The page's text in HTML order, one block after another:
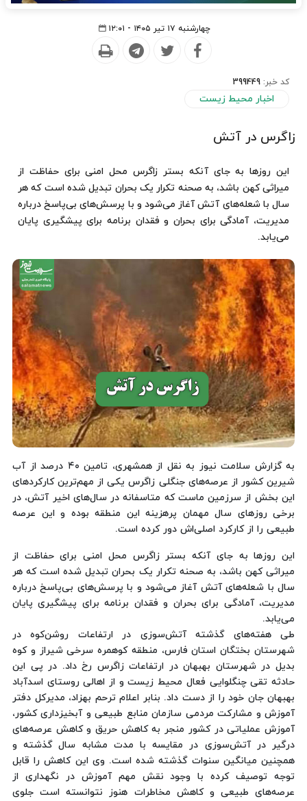
چهارشنبه ۱۷ تیر ۱۴۰۵ - ۱۲:۰۱
کد خبر: 399449
اخبار محیط زیست
زاگرس در آتش
این روزها به جای آنکه بستر زاگرس محل امنی برای حفاظت از
میراثی کهن باشد، به صحنه تکرار یک بحران تبدیل شده است که هر
سال با شعله‌های آتش آغاز می‌شود و با پرسش‌های بی‌پاسخ درباره
مدیریت، آمادگی برای بحران و فقدان برنامه برای پیشگیری پایان
می‌یابد.
به گزارش سلامت نیوز به نقل از همشهری، تامین ۴۰ درصد از آب
شیرین کشور از عرصه‌های جنگلی زاگرس یکی از مهم‌ترین کارکردهای
این بخش از سرزمین ماست که متاسفانه در سال‌های اخیر آتش، در
برخی روزهای سال مهمان پرهزینه این منطقه بوده و این عرصه
طبیعی را از کارکرد اصلی‌اش دور کرده است.
این روزها به جای آنکه بستر زاگرس محل امنی برای حفاظت از
میراثی کهن باشد، به صحنه تکرار یک بحران تبدیل شده است که هر
سال با شعله‌های آتش آغاز می‌شود و با پرسش‌های بی‌پاسخ درباره
مدیریت، آمادگی برای بحران و فقدان برنامه برای پیشگیری پایان
می‌یابد.
طی هفته‌های گذشته آتش‌سوزی در ارتفاعات روشن‌کوه در
شهرستان بختگان استان فارس، منطقه کوهمره سرخی شیراز و کوه
بدیل در شهرستان بهبهان در ارتفاعات زاگرس رخ داد. در پی این
حادثه تقی چنگلوایی فعال محیط زیست و از اهالی روستای اسدآباد
بهبهان جان خود را از دست داد. بنابر اعلام ترحم بهزاد، مدیرکل دفتر
آموزش و مشارکت مردمی سازمان منابع طبیعی و آبخیزداری کشور،
آموزش عملیاتی در کشور منجر به کاهش حریق و کاهش عرصه‌های
درگیر در آتش‌سوزی در مقایسه با مدت مشابه سال گذشته و
همچنین میانگین سنوات گذشته شده است. وی این کاهش را قابل
توجه توصیف کرده با وجود نقش مهم آموزش در نگهداری از
عرصه‌های طبیعی و کاهش مخاطرات هنوز نتوانسته است جلوی